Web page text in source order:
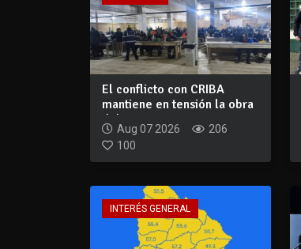
El conflicto con CRIBA
mantiene en tensión la obra
del Cipri...
Aug 07 2026
206
100
INTERÉS GENERAL